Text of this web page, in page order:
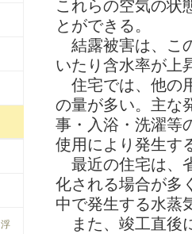
これらの空気の状
とができる。
結露被害は、こ
いたり含水率が上
住宅では、他の
の量が多い。主な
事・入浴・洗濯等
使用により発生す
最近の住宅は、
化される場合が多
中で発生する水蒸
また、竣工直後